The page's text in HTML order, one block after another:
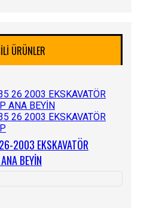
ÜRÜNLER
2003 EKSKAVATÖR
BEYİN